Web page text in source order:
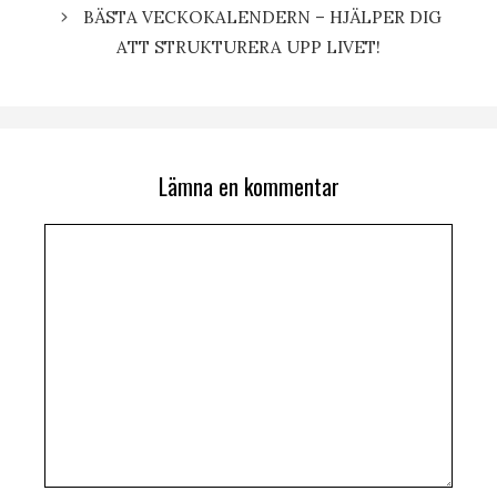
BÄSTA VECKOKALENDERN – HJÄLPER DIG
ATT STRUKTURERA UPP LIVET!
Lämna en kommentar